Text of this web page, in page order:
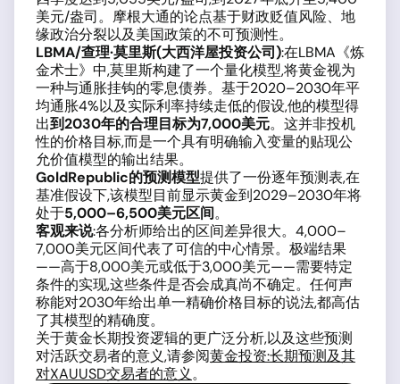
美元/盎司。摩根大通的论点基于财政贬值风险、地
缘政治分裂以及美国政策的不可预测性。
LBMA/查理·莫里斯(大西洋屋投资公司):在LBMA《炼
金术士》中,莫里斯构建了一个量化模型,将黄金视为
一种与通胀挂钩的零息债券。基于2020–2030年平
均通胀4%以及实际利率持续走低的假设,他的模型得
出到2030年的合理目标为7,000美元。这并非投机
性的价格目标,而是一个具有明确输入变量的贴现公
允价值模型的输出结果。
GoldRepublic的预测模型提供了一份逐年预测表,在
基准假设下,该模型目前显示黄金到2029–2030年将
处于5,000–6,500美元区间。
客观来说:各分析师给出的区间差异很大。4,000–
7,000美元区间代表了可信的中心情景。极端结果
——高于8,000美元或低于3,000美元——需要特定
条件的实现,这些条件是否会成真尚不确定。任何声
称能对2030年给出单一精确价格目标的说法,都高估
了其模型的精确度。
关于黄金长期投资逻辑的更广泛分析,以及这些预测
对活跃交易者的意义,请参阅黄金投资:长期预测及其
对XAUUSD交易者的意义。